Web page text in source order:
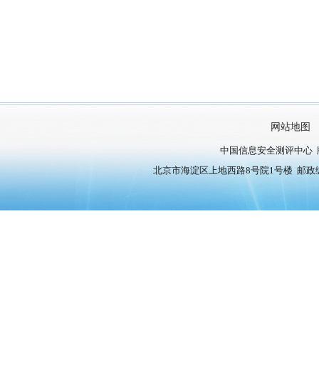
网站地图
中国信息安全测评中心
北京市海淀区上地西路8号院1号楼 邮